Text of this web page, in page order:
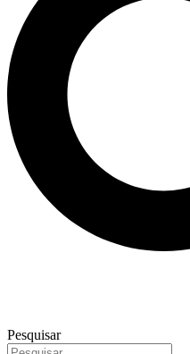
Pesquisar